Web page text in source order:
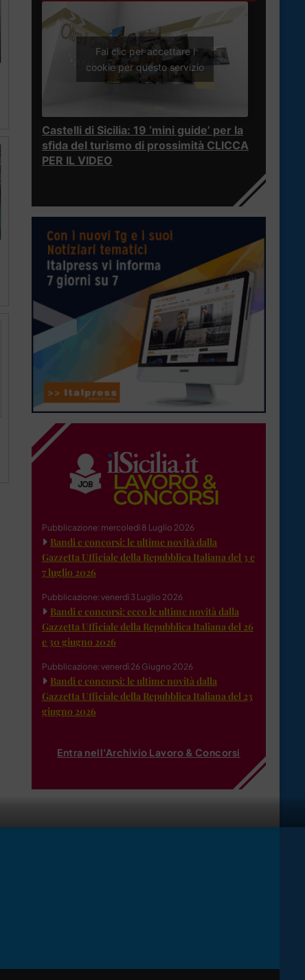
Fai clic per accettare i
cookie per questo servizio
Castelli di Sicilia: 19 ‘mini guide’ per la
sfida del turismo di prossimità CLICCA
PER IL VIDEO
Pubblicazione: mercoledì 8 Luglio 2026
Bandi e concorsi: le ultime novità dalla
Gazzetta Ufficiale della Repubblica Italiana del 3 e
7 luglio 2026
Pubblicazione: venerdì 3 Luglio 2026
Bandi e concorsi: ecco le ultime novità dalla
Gazzetta Ufficiale della Repubblica Italiana del 26
e 30 giugno 2026
Pubblicazione: venerdì 26 Giugno 2026
Bandi e concorsi: le ultime novità dalla
Gazzetta Ufficiale della Repubblica Italiana del 23
giugno 2026
Entra nell'Archivio Lavoro & Concorsi